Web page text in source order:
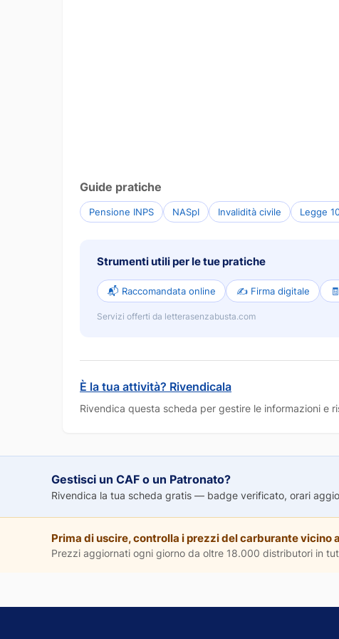
Guide pratiche
Pensione INPS NASpI Invalidità civile Legge
Strumenti utili per le tue pratiche
📬 Raccomandata online ✍️ Firma digitale
Servizi offerti da letterasenzabusta.com
È la tua attività? Rivendicala
Rivendica questa scheda per gestire le informazioni e
Gestisci un CAF o un Patronato?
Rivendica la tua scheda gratis — badge verificato, orari
Prima di uscire, controlla i prezzi del carburante vicino
Prezzi aggiornati ogni giorno da oltre 18.000 distributori in